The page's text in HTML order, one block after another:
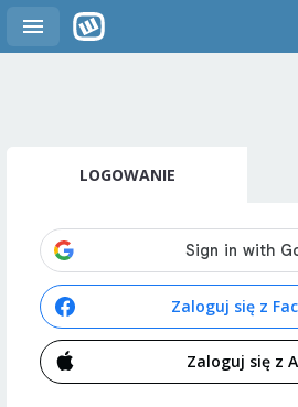
LOGOWANIE
Zaloguj się z
Zaloguj się z